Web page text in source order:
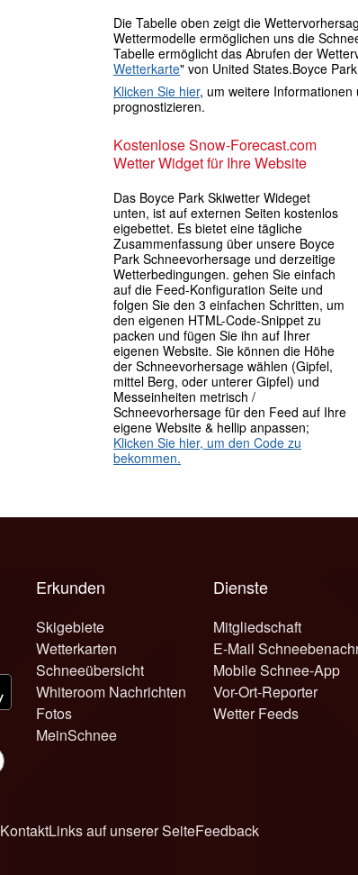
Die Tabelle oben zeigt die
Wettermodelle ermöglichen uns die
Tabelle ermöglicht das Abrufen der
Wetterkarte" von United States.Boyce Park
Klicken Sie hier, um weitere
prognostizieren.
Kostenlose Snow-Forecast.com
Wetter Widget für Ihre Website
Das Boyce Park Skiwetter Wideget
unten, ist auf externen Seiten kostenlos
eigebettet. Es bietet eine tägliche
Zusammenfassung über unsere Boyce
Park Schneevorhersage und derzeitige
Wetterbedingungen. gehen Sie einfach
auf die Feed-Konfiguration Seite und
folgen Sie den 3 einfachen Schritten, um
den eigenen HTML-Code-Snippet zu
packen und fügen Sie ihn auf Ihrer
eigenen Website. Sie können die Höhe
der Schneevorhersage wählen (Gipfel,
mittel Berg, oder unterer Gipfel) und
Messeinheiten metrisch /
Schneevorhersage für den Feed auf Ihre
eigene Website & hellip anpassen;
Klicken Sie hier, um den Code zu
bekommen.
Erkunden
Skigebiete
Wetterkarten
Schneeübersicht
Whiteroom Nachrichten
Fotos
MeinSchnee
Dienste
Mitgliedschaft
E-Mail
Mobile Schnee-App
Vor-Ort-Reporter
Wetter Feeds
KontaktLinks auf unserer SeiteFeedback